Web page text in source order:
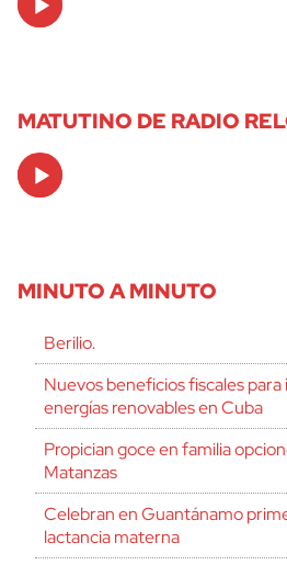
Player
MATUTINO DE RADIO
Audio
Player
MINUTO A MINUTO
Berilio.
Nuevos beneficios fiscales para
energías renovables en Cuba
Propician goce en familia
Matanzas
Celebran en Guantánamo
lactancia materna